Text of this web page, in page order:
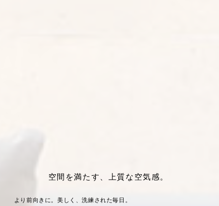
空間を満たす、上質な空気感。
より前向きに。美しく、洗練された毎日。